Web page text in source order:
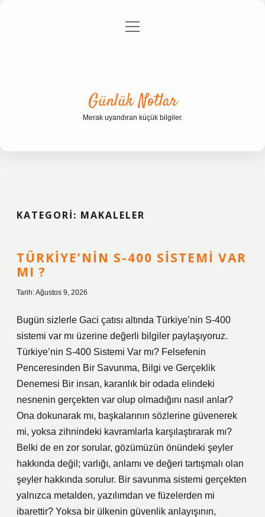
Gizlilik Politikası
menüyü
Günlük Notlar
Merak uyandıran küçük bilgiler.
KATEGORI: MAKALELER
TÜRKIYE’NIN S-400 SISTEMI VAR
MI ?
Tarih: Ağustos 9, 2026
Bugün sizlerle Gaci çatısı altında Türkiye’nin S-400
sistemi var mı üzerine değerli bilgiler paylaşıyoruz.
Türkiye’nin S-400 Sistemi Var mı? Felsefenin
Penceresinden Bir Savunma, Bilgi ve Gerçeklik
Denemesi Bir insan, karanlık bir odada elindeki
nesnenin gerçekten var olup olmadığını nasıl anlar?
Ona dokunarak mı, başkalarının sözlerine güvenerek
mi, yoksa zihnindeki kavramlarla karşılaştırarak mı?
Belki de en zor sorular, gözümüzün önündeki şeyler
hakkında değil; varlığı, anlamı ve değeri tartışmalı olan
şeyler hakkında sorulur. Bir savunma sistemi gerçekten
yalnızca metalden, yazılımdan ve füzelerden mi
ibarettir? Yoksa bir ülkenin güvenlik anlayışının,